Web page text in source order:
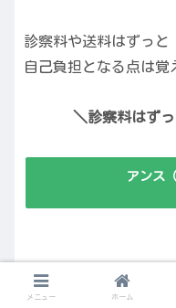
診察料や送料はずっと
自己負担となる点は覚
＼診察料はず
アンス
メニュー ホーム